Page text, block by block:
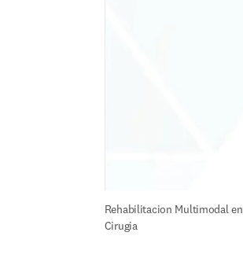
Rehabilitacion Multimodal en
Cirugia